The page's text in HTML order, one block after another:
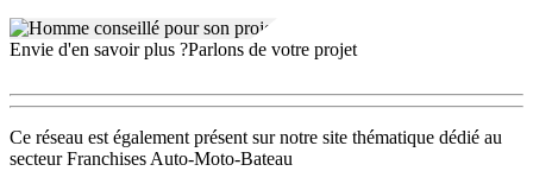
Envie d'en savoir plus ?Parlons de votre projet
Ce réseau est également présent sur notre site thématique dédié au
secteur Franchises Auto-Moto-Bateau